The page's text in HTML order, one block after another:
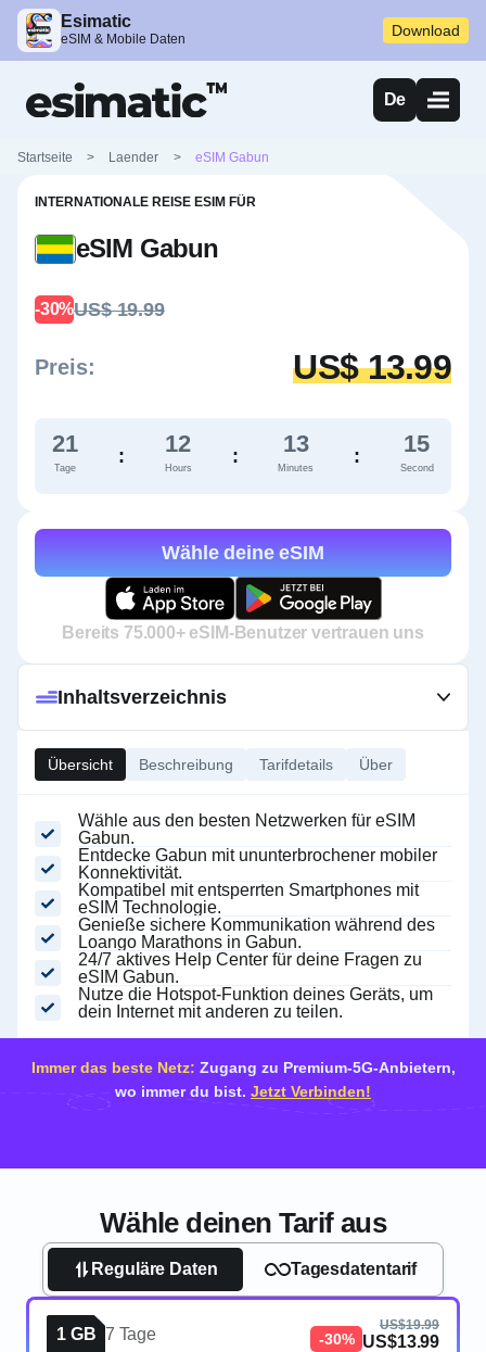
Esimatic
eSIM & Mobile Daten Download
De
Startseite > Laender > eSIM Gabun
INTERNATIONALE REISE ESIM FÜR
eSIM Gabun
-30%US$ 19.99
Preis: US$ 13.99
21
Tage
: 12
Hours
: 13
Minutes
: 14
Second
Wähle deine eSIM
Bereits 75.000+ eSIM-Benutzer vertrauen uns
Übersicht Beschreibung Tarifdetails Über
Wähle aus den besten Netzwerken für eSIM
Gabun.
Entdecke Gabun mit ununterbrochener mobiler
Konnektivität.
Kompatibel mit entsperrten Smartphones mit
eSIM Technologie.
Genieße sichere Kommunikation während des
Loango Marathons in Gabun.
24/7 aktives Help Center für deine Fragen zu
eSIM Gabun.
Nutze die Hotspot-Funktion deines Geräts, um
dein Internet mit anderen zu teilen.
Inhaltsverzeichnis
Immer das beste Netz: Zugang zu Premium-5G-Anbietern,
wo immer du bist. Jetzt Verbinden!
Wähle deinen Tarif aus
Reguläre Daten Tagesdatentarif
1 GB 7 Tage -30%
US$19.99
US$13.99